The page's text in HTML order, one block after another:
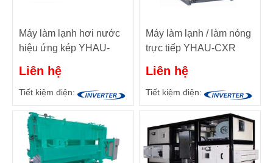
Máy làm lạnh hơi nước
hiệu ứng kép YHAU-
đến 14.067 mã lực)
Liên hệ
Tiết kiệm điện:
Máy làm lạnh / làm nóng
trực tiếp YHAU-CXR
nóng ở nhiệt độ thấp sử
dụng nước khử ion làm
môi chất lạnh.
Liên hệ
Tiết kiệm điện: